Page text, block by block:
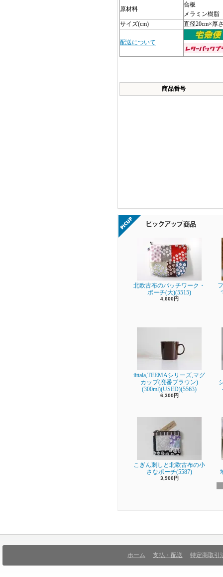
原材料
合板
メラミン樹脂
サイズ(cm)
直径20cm×厚
配送について
商品番号
北欧古布のパッチワーク・
ポーチ(大)(5515)
4,600円
iittala,TEEMAシリーズ,マグ
カップ(廃番ブラウン)
(300ml)(USED)(5563)
6,300円
こぎん刺しと北欧古布の小
さなポーチ(5587)
3,900円
ホーム 支払・配送 特定商取引